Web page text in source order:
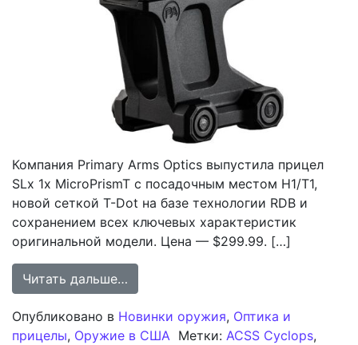
Компания Primary Arms Optics выпустила прицел
SLx 1x MicroPrismT с посадочным местом H1/T1,
новой сеткой T-Dot на базе технологии RDB и
сохранением всех ключевых характеристик
оригинальной модели. Цена — $299.99. […]
Читать дальше…
Опубликовано в Новинки оружия, Оптика и
прицелы, Оружие в США Метки: ACSS Cyclops,